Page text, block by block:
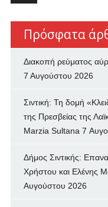
Πρόσφατα
Διακοπή ρεύματος
7 Αυγούστου 2026
Σιντική: Τη δομή
της Πρεσβείας της
Marzia Sultana 7
Δήμος Σιντικής:
Χρήστου και Ελένης
Αυγούστου 2026